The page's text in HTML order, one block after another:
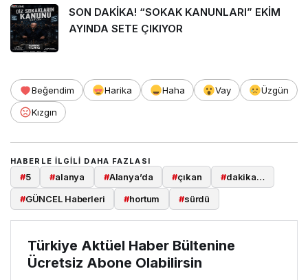
SON DAKİKA! “SOKAK KANUNLARI” EKİM
AYINDA SETE ÇIKIYOR
Beğendim Harika Haha Vay
Üzgün
Kızgın
HABERLE ILGILI DAHA FAZLASI
#5 #alanya #Alanya’da #çıkan #dakika…
#GÜNCEL Haberleri #hortum #sürdü
Türkiye Aktüel Haber Bültenine
Ücretsiz Abone Olabilirsin